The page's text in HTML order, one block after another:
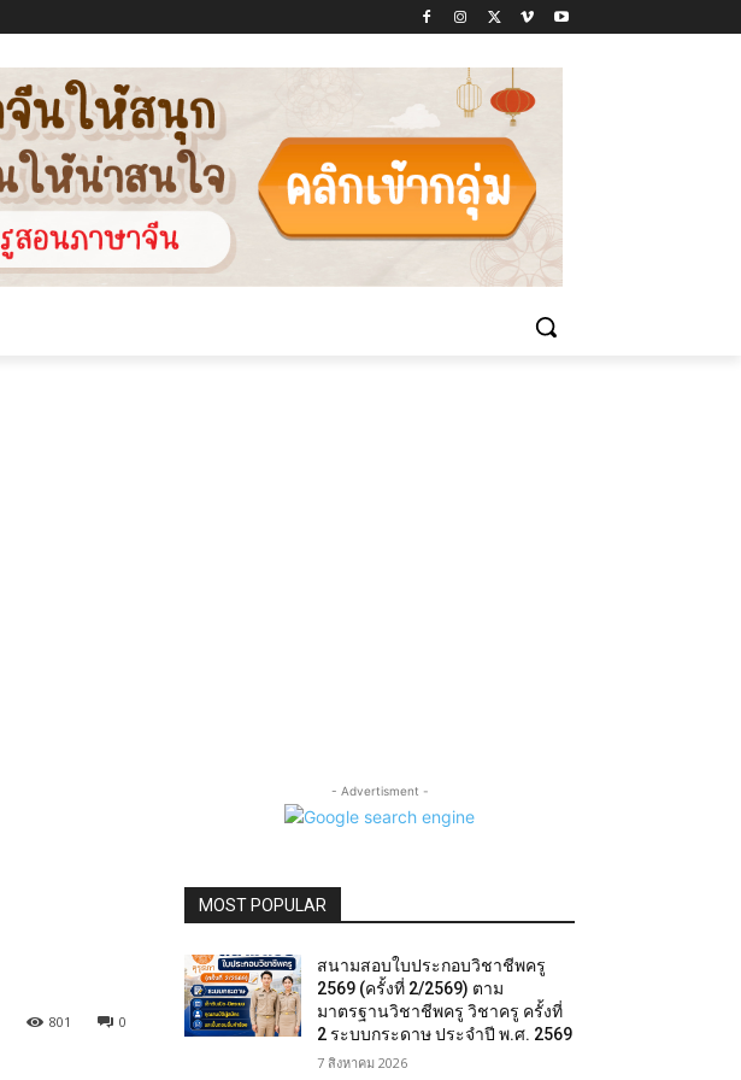
0
801
- Advertisment -
MOST POPULAR
สนามสอบใบประกอบวิชาชีพครู
2569 (ครั้งที่ 2/2569) ตาม
มาตรฐานวิชาชีพครู วิชาครู ครั้งที่
2 ระบบกระดาษ ประจำปี พ.ศ. 2569
7 สิงหาคม 2026